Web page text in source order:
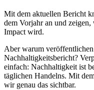
Mit dem aktuellen Bericht
dem Vorjahr an und
Impact wird.
Aber warum
Nachhaltigkeitsbericht?
einfach: Nachhaltigkeit ist
täglichen Handelns. Mit
wir genau das sichtbar.